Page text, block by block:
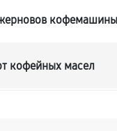
кофемашины
кофейных масел